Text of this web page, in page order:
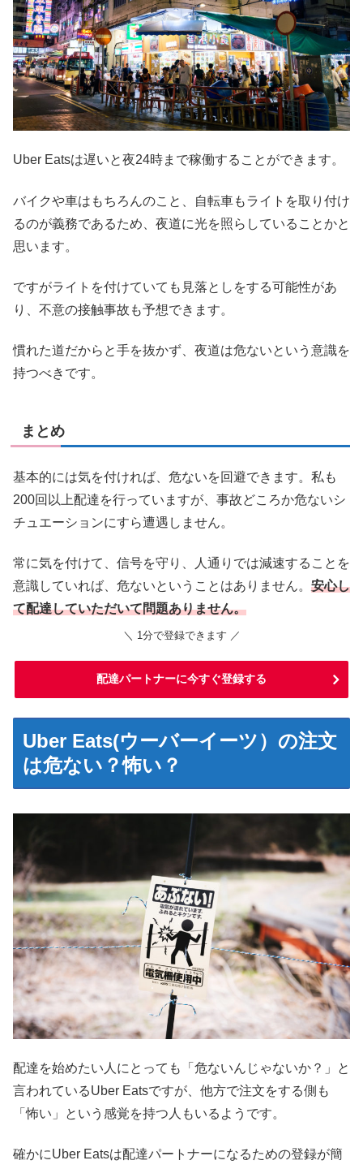
Uber Eatsは遅いと夜24時まで稼働することができます。
バイクや車はもちろんのこと、自転車もライトを取り付け
るのが義務であるため、夜道に光を照らしていることかと
思います。
ですがライトを付けていても見落としをする可能性があ
り、不意の接触事故も予想できます。
慣れた道だからと手を抜かず、夜道は危ないという意識を
持つべきです。
まとめ
基本的には気を付ければ、危ないを回避できます。私も
200回以上配達を行っていますが、事故どころか危ないシ
チュエーションにすら遭遇しません。
常に気を付けて、信号を守り、人通りでは減速することを
意識していれば、危ないということはありません。 安心し
て配達していただいて問題ありません。
＼ 1分で登録できます ／
配達パートナーに今すぐ登録する
Uber Eats(ウーバーイーツ）の注文
は危ない？怖い？
配達を始めたい人にとっても「危ないんじゃないか？」と
言われているUber Eatsですが、他方で注文をする側も
「怖い」という感覚を持つ人もいるようです。
確かにUber Eatsは配達パートナーになるための登録が簡